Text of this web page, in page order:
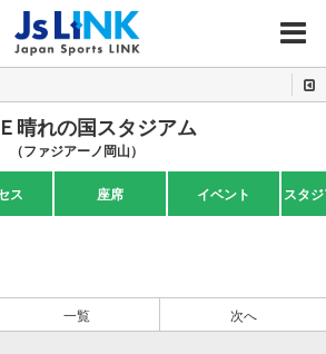
MENU
晴れの国スタジアム
（ファジアーノ岡山）
ス 座席 イベント スタ
一覧 次へ